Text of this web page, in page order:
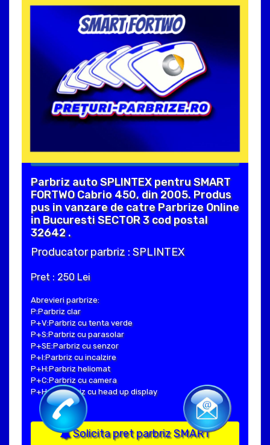
Parbriz auto SPLINTEX pentru SMART
FORTWO Cabrio 450, din 2005. Produs
pus in vanzare de catre Parbrize Online
in Bucuresti SECTOR 3 cod postal
32642 .
Producator parbriz : SPLINTEX
Pret : 250 Lei
Abrevieri parbrize:
P:Parbriz clar
P+V:Parbriz cu tenta verde
P+S:Parbriz cu parasolar
P+SE:Parbriz cu senzor
P+I:Parbriz cu incalzire
P+H:Parbriz heliomat
P+C:Parbriz cu camera
P+Hud:Parbriz cu head up display
Solicita pret parbriz SMART